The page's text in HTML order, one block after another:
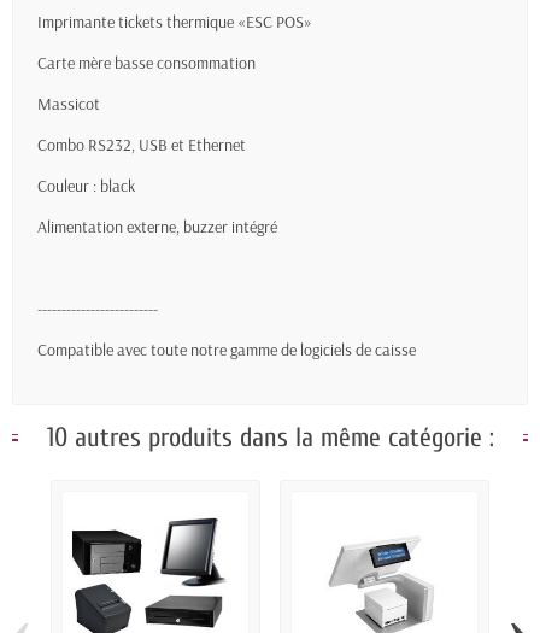
Imprimante tickets thermique «ESC POS»
Carte mère basse consommation
Massicot
Combo RS232, USB et Ethernet
Couleur : black
Alimentation externe, buzzer intégré
-------------------------
Compatible avec toute notre gamme de logiciels de caisse
10 autres produits dans la même catégorie :